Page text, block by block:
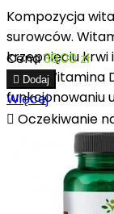
Kompozycja
surowców.
krzepnięciu
kości.
funkcjonowaniu
Cena39,00 zł
 Dodaj
Więcej
 Oczekiwanie